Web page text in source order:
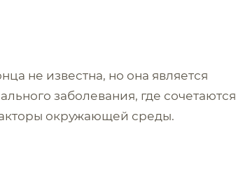
не известна, но она является
заболевания, где сочетаются
окружающей среды.